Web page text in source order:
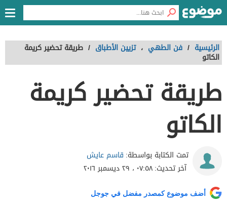
الرئيسية / فن الطهي ، تزيين الأطباق / طريقة تحضير كريمة
الكاتو
طريقة تحضير كريمة
الكاتو
تمت الكتابة بواسطة: قاسم عايش
آخر تحديث:٠٧:٥٨ ، ٢٩ ديسمبر ٢٠١٦
أضف موضوع كمصدر مفضل في جوجل